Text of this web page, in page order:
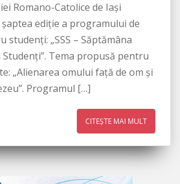
Romano-Catolice de Iaşi
ediţie a programului de
studenţi: „SSS – Săptămâna
Tema propusă pentru
„Alienarea omului faţă de om şi
Programul […]
CITEȘTE MAI MULT